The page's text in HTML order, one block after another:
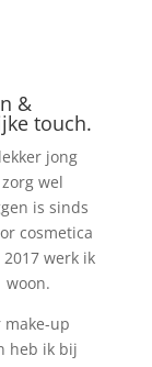
&
touch.
jong
wel
is sinds
cosmetica
werk ik
woon.
make-up
heb ik bij